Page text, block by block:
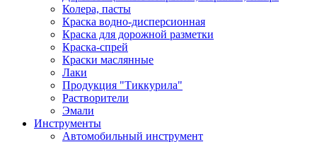
Колера, пасты
Краска водно-дисперсионная
Краска для дорожной разметки
Краска-спрей
Краски маслянные
Лаки
Продукция "Тиккурила"
Растворители
Эмали
Инструменты
Автомобильный инструмент